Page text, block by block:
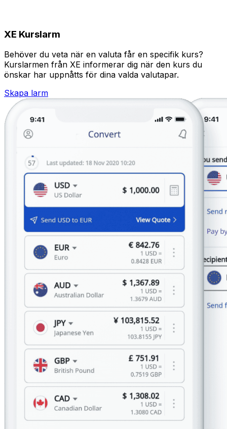
XE Kurslarm
Behöver du veta när en valuta får en specifik kurs?
Kurslarmen från XE informerar dig när den kurs du
önskar har uppnåtts för dina valda valutapar.
Skapa larm